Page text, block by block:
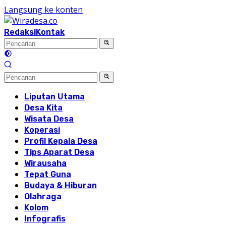
Langsung ke konten
RedaksiKontak
Liputan Utama
Desa Kita
Wisata Desa
Koperasi
Profil Kepala Desa
Tips Aparat Desa
Wirausaha
Tepat Guna
Budaya & Hiburan
Olahraga
Kolom
Infografis